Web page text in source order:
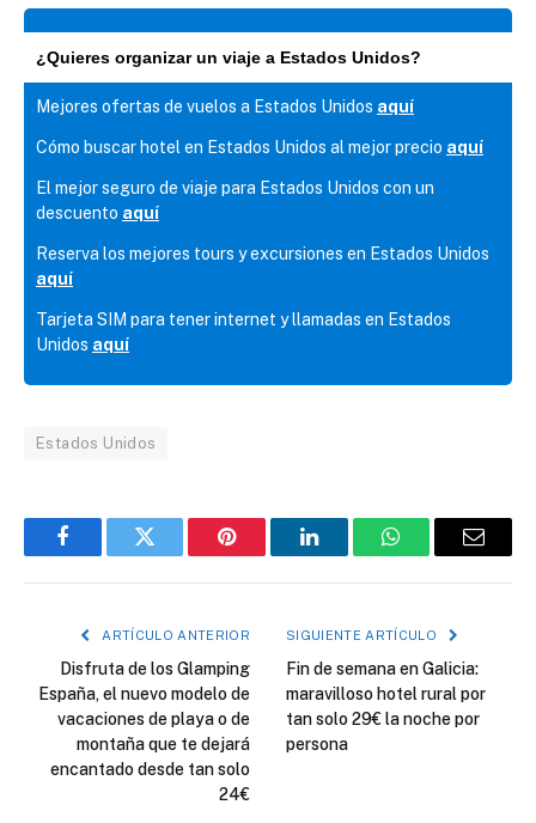
¿Quieres organizar un viaje a Estados Unidos?
Mejores ofertas de vuelos a Estados Unidos aquí
Cómo buscar hotel en Estados Unidos al mejor precio aquí
El mejor seguro de viaje para Estados Unidos con un
descuento aquí
Reserva los mejores tours y excursiones en Estados Unidos
aquí
Tarjeta SIM para tener internet y llamadas en Estados
Unidos aquí
Estados Unidos
FacebookTwitter Pinterest LinkedInWhatsAppCorreo
ARTÍCULO ANTERIOR
Disfruta de los Glamping
España, el nuevo modelo de
vacaciones de playa o de
montaña que te dejará
encantado desde tan solo
24€
SIGUIENTE ARTÍCULO
Fin de semana en Galicia:
maravilloso hotel rural por
tan solo 29€ la noche por
persona